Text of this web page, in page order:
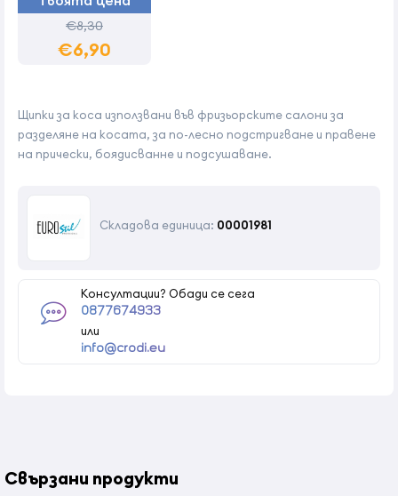
Щипки за коса използвани във фризьорските салони за
разделяне на косата, за по-лесно подстригване и правене
на прически, боядисванне и подсушаване.
Складова единица: 00001981
Консултации? Обади се сега
0877674933
или
info@crodi.eu
€8,30
€6,90
Свързани продукти